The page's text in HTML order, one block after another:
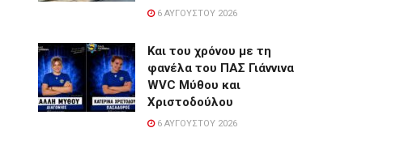
6 ΑΥΓΟΎΣΤΟΥ 2026
Και του χρόνου με τη
φανέλα του ΠΑΣ Γιάννινα
WVC Μύθου και
Χριστοδούλου
6 ΑΥΓΟΎΣΤΟΥ 2026